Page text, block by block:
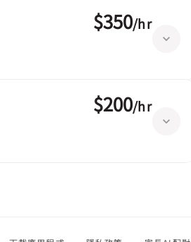
$350/hr
$200/hr